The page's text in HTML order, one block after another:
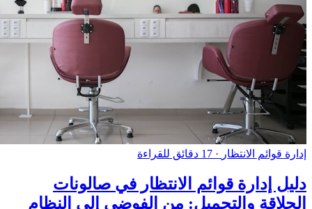
إدارة قوائم الانتظار · 17 دقائق للقراءة
دليل إدارة قوائم الانتظار في صالونات
الحلاقة والتجميل: من الفوضى إلى النظام